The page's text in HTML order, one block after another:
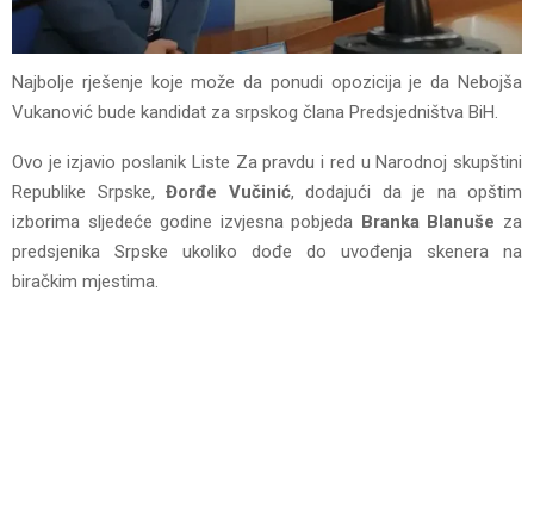
Najbolje rješenje koje može da ponudi opozicija je da Nebojša
Vukanović bude kandidat za srpskog člana Predsjedništva BiH.
Ovo je izjavio poslanik Liste Za pravdu i red u Narodnoj skupštini
Republike Srpske, Đorđe Vučinić, dodajući da je na opštim
izborima sljedeće godine izvjesna pobjeda Branka Blanuše za
predsjenika Srpske ukoliko dođe do uvođenja skenera na
biračkim mjestima.